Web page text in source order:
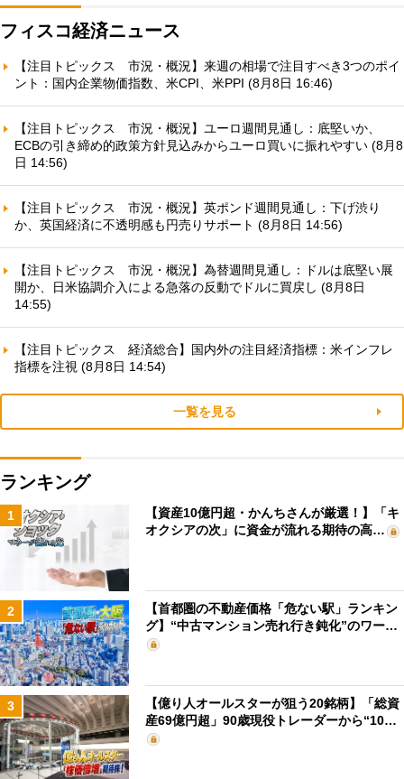
フィスコ経済ニュース
【注目トピックス 市況・概況】来週の相場で注目すべき3つのポイ
ント：国内企業物価指数、米CPI、米PPI (8月8日 16:46)
【注目トピックス 市況・概況】ユーロ週間見通し：底堅いか、
ECBの引き締め的政策方針見込みからユーロ買いに振れやすい (8月8
日 14:56)
【注目トピックス 市況・概況】英ポンド週間見通し：下げ渋り
か、英国経済に不透明感も円売りサポート (8月8日 14:56)
【注目トピックス 市況・概況】為替週間見通し：ドルは底堅い展
開か、日米協調介入による急落の反動でドルに買戻し (8月8日
14:55)
【注目トピックス 経済総合】国内外の注目経済指標：米インフレ
指標を注視 (8月8日 14:54)
一覧を見る
ランキング
1
【資産10億円超・かんちさんが厳選！】「キ
オクシアの次」に資金が流れる期待の高…
2
【首都圏の不動産価格「危ない駅」ランキン
グ】“中古マンション売れ行き鈍化”のワー…
3
【億り人オールスターが狙う20銘柄】「総資
産69億円超」90歳現役トレーダーから“10…